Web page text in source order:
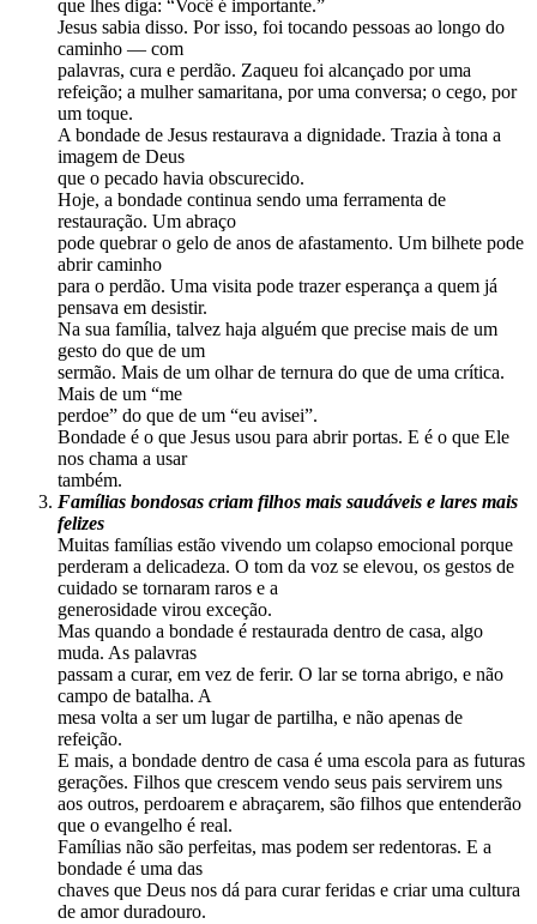
que lhes diga: “Você é importante.”
Jesus sabia disso. Por isso, foi tocando pessoas ao longo do
caminho — com
palavras, cura e perdão. Zaqueu foi alcançado por uma
refeição; a mulher samaritana, por uma conversa; o cego, por
um toque.
A bondade de Jesus restaurava a dignidade. Trazia à tona a
imagem de Deus
que o pecado havia obscurecido.
Hoje, a bondade continua sendo uma ferramenta de
restauração. Um abraço
pode quebrar o gelo de anos de afastamento. Um bilhete pode
abrir caminho
para o perdão. Uma visita pode trazer esperança a quem já
pensava em desistir.
Na sua família, talvez haja alguém que precise mais de um
gesto do que de um
sermão. Mais de um olhar de ternura do que de uma crítica.
Mais de um “me
perdoe” do que de um “eu avisei”.
Bondade é o que Jesus usou para abrir portas. E é o que Ele
nos chama a usar
também.
Famílias bondosas criam filhos mais saudáveis e lares mais
felizes
Muitas famílias estão vivendo um colapso emocional porque
perderam a delicadeza. O tom da voz se elevou, os gestos de
cuidado se tornaram raros e a
generosidade virou exceção.
Mas quando a bondade é restaurada dentro de casa, algo
muda. As palavras
passam a curar, em vez de ferir. O lar se torna abrigo, e não
campo de batalha. A
mesa volta a ser um lugar de partilha, e não apenas de
refeição.
E mais, a bondade dentro de casa é uma escola para as futuras
gerações. Filhos que crescem vendo seus pais servirem uns
aos outros, perdoarem e abraçarem, são filhos que entenderão
que o evangelho é real.
Famílias não são perfeitas, mas podem ser redentoras. E a
bondade é uma das
chaves que Deus nos dá para curar feridas e criar uma cultura
de amor duradouro.